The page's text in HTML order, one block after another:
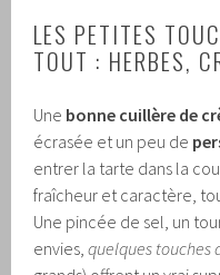
LES PETITES
TOUT : HERBES,
Une bonne cuillère de
écrasée et un peu de
entrer la tarte dans la
fraîcheur et caractère,
Une pincée de sel, un
envies,quelques touches